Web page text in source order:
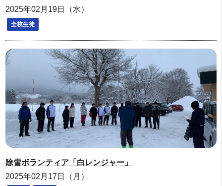
2025年02月19日（水）
全校生徒
除雪ボランティア「白レンジャー」
2025年02月17日（月）